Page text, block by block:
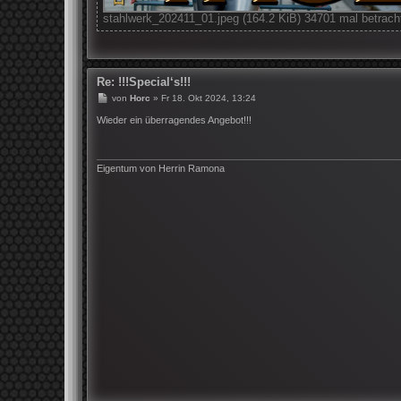
stahlwerk_202411_01.jpeg (164.2 KiB) 34701 mal
Re: !!!Special‘s!!!
B
i
g
vonHorc » Fr 18. Okt 2024, 13:24
Wieder ein überragendes Angebot!!!
Eigentum von Herrin Ramona